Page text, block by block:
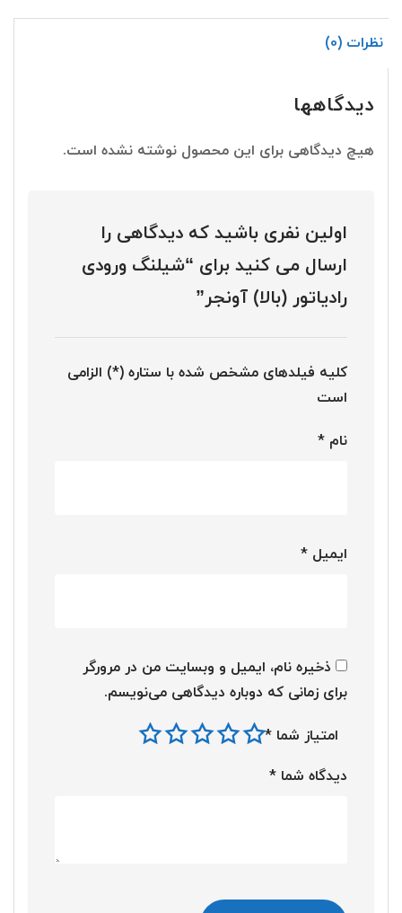
نظرات (0)
دیدگاهها
هیچ دیدگاهی برای این محصول نوشته نشده است.
اولین نفری باشید که دیدگاهی را
ارسال می کنید برای “شیلنگ ورودی
رادیاتور (بالا) آونجر”
کلیه فیلدهای مشخص شده با ستاره (*) الزامی
است
نام *
ایمیل *
ذخیره نام، ایمیل و وبسایت من در مرورگر
برای زمانی که دوباره دیدگاهی می‌نویسم.
امتیاز شما *
دیدگاه شما *